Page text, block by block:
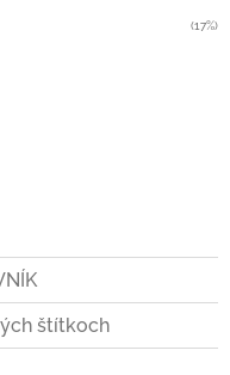
(17%)
štítkoch